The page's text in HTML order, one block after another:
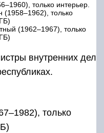
только интерьер.
только
(1962–1967), только
внутренних дел
только